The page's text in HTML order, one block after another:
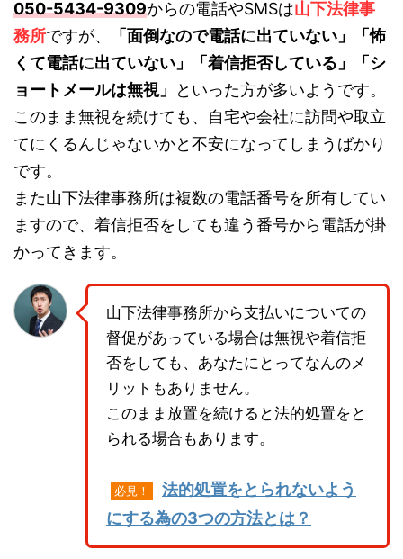
050-5434-9309からの電話やSMSは山下法律事
務所ですが、
「面倒なので電話に出ていない」「怖
くて電話に出ていない」「着信拒否している」「シ
ョートメールは無視」
といった方が多いようです。
このまま無視を続けても、自宅や会社に訪問や取立
てにくるんじゃないかと不安になってしまうばかり
です。
また山下法律事務所は複数の電話番号を所有してい
ますので、着信拒否をしても違う番号から電話が掛
かってきます。
山下法律事務所から支払いについての
督促があっている場合は無視や着信拒
否をしても、あなたにとってなんのメ
リットもありません。
このまま放置を続けると法的処置をと
られる場合もあります。
必見！
法的処置をとられないよう
にする為の3つの方法とは？